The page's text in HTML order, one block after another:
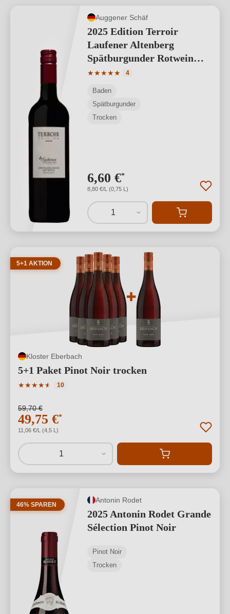
Auggener Schäf
2025 Edition Terroir
Laufener Altenberg
Spätburgunder Rotwein
Qualitätswein
★★★★★
Durchschnittliche Bewertung von 5
4
Baden
Spätburgunder
Trocken
6,60 €*
8,80 €/L (0,75 L)
1
5+1 AKTION
Kloster Eberbach
5+1 Paket Pinot Noir trocken
★★★★★
★
Durchschnittliche Bewertung von 4.8 von 5 Sternen
10
59,70 €
49,75 €*
11,06 €/L (4,5 L)
1
46% SPAREN
Antonin Rodet
2025 Antonin Rodet Grande
Sélection Pinot Noir
Pinot Noir
Trocken